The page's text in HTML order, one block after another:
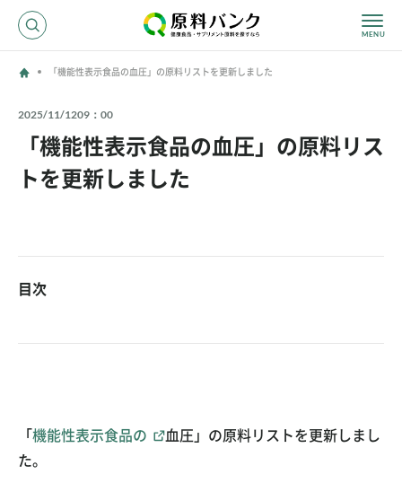
新規登録
「機能性表示食品の血圧」の原料リストを更新しました
2025/11/1209：00
「機能性表示食品の血圧」の原料リス
トを更新しました
「 機能性表示食品の
血圧」の原料リストを更新しまし
た。
目次